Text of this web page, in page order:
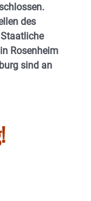
des
Rosenheim
sind an